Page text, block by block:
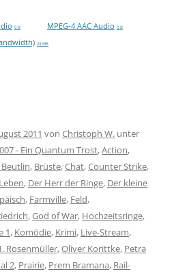
0 B MPEG-4 AAC Audio 0 B
24 MB
2011 von Christoph W. unter
007 - Ein Quantum Trost,Action,
, Brüste,Chat,Counter Strike,
, Der Herr der Ringe, Der kleine
, Farmville, Feld,
,God of War, Hochzeitsringe,
1, Komödie, Krimi, Live-Stream,
Rosenmüller,Oliver Korittke, Petra
2, Prairie, Prem Bramana, Rail-